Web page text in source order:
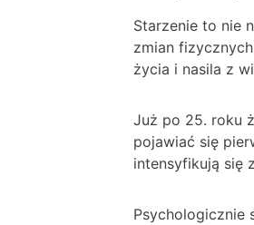
Starzenie to nie
zmian
życia i nasila z
Już po 25. roku
pojawiać się
intensyfikują się
Psychologicznie